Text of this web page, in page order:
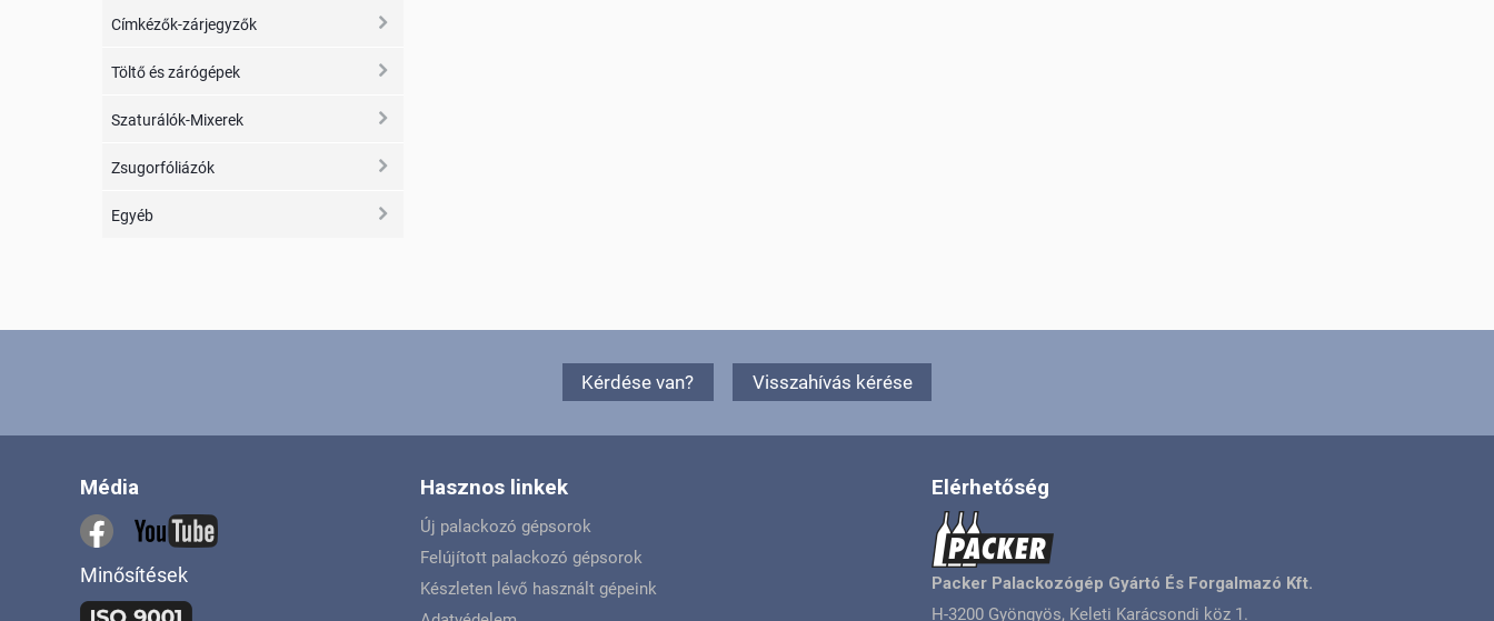
Címkézők-zárjegyzők
Töltő és zárógépek
Szaturálók-Mixerek
Zsugorfóliázók
Egyéb
Kérdése van? Visszahívás kérése
Média
Minősítések
Hasznos linkek
Új palackozó gépsorok
Felújított palackozó gépsorok
Készleten lévő használt gépeink
Elérhetőség
Packer Palackozógép Gyártó És Forgalmazó Kft.
H-3200 Gyöngyös, Keleti Karácsondi köz 1.